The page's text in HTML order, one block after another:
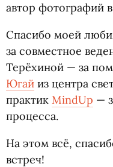
автор фотографий
Спасибо моей
за совместное
Терёхиной — за
Югай из центра
практик MindUp —
процесса.
На этом всё,
встреч!